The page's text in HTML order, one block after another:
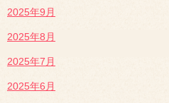
2025年9月
2025年8月
2025年7月
2025年6月